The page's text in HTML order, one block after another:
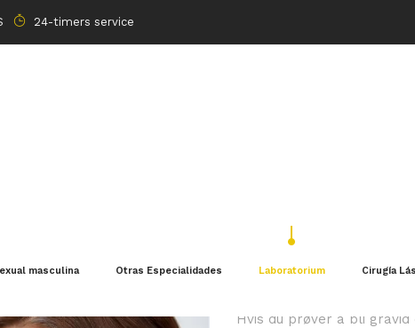
24-timers service
masculina Otras Especialidades Laboratorium Cirugía
Hvis du prøver å bli